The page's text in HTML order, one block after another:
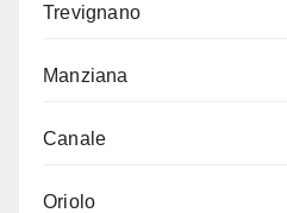
Trevignano
Manziana
Canale
Oriolo